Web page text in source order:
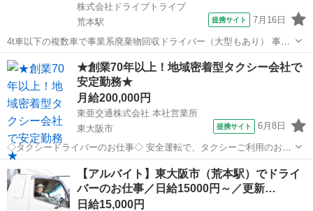
株式会社ドライブトライブ
荒本駅
提携サイト 7月16日
4t車以下の複数車で事業系廃棄物回収ドライバー（大型もあり） 事業
系廃棄物を扱う回収ドライバー業務です。 廃棄物処理を行う企業に
て、 4tアームロール車を中心とした回収業務をお任せします。 企業や
商業施設を中心に、 決ま...
大阪 東大阪市 荒本駅 ドライバー
★創業70年以上！地域密着型タクシー会社で
安定勤務★
月給200,000円
東亜交通株式会社 本社営業所
東大阪市
提携サイト 6月8日
◇タクシードライバーのお仕事◇ 安全運転で、タクシーご利用のお客
様を目的地にお連れするのが主なお仕事です。 お客様が気持ちよく乗
車できるように、丁寧な接客をこころがけましょう。 【Q】 他にはど
んなことをするの？ 【A】 ...
大阪 東大阪市 ドライバー
【アルバイト】東大阪市（荒本駅）でドライ
バーのお仕事／日給15000円～／更新…
日給15,000円